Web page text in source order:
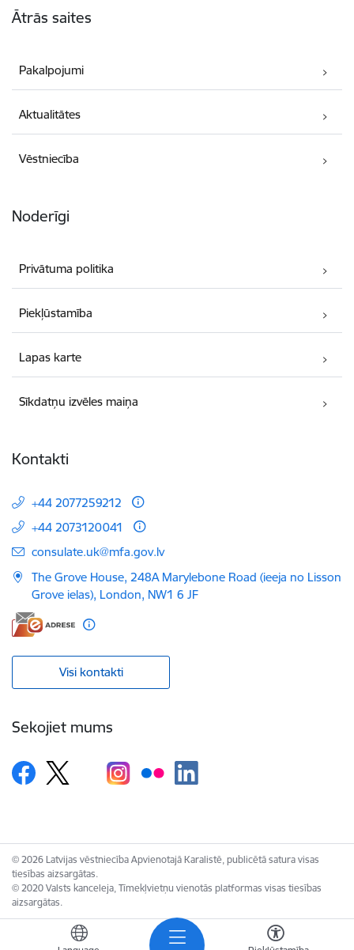
Ātrās saites
Pakalpojumi
Aktualitātes
Vēstniecība
Noderīgi
Privātuma politika
Piekļūstamība
Lapas karte
Sīkdatņu izvēles maiņa
Kontakti
+44 2077259212
+44 2073120041
E-pasts:
consulate.uk@mfa.gov.lv
The Grove House, 248A Marylebone Road (ieeja no Lisson
Grove ielas), London, NW1 6 JF
Visi kontakti
Sekojiet mums
© 2026 Latvijas vēstniecība Apvienotajā Karalistē, publicētā satura visas
tiesības aizsargātas.
© 2020 Valsts kanceleja, Tīmekļvietņu vienotās platformas visas tiesības
aizsargātas.